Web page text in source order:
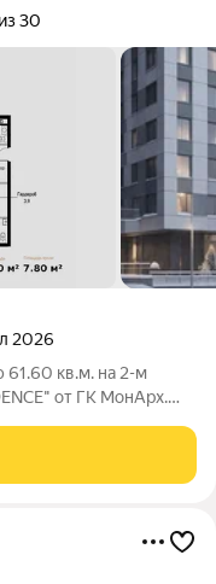
30
2026
61.60 кв.м. на 2-м
от ГК МонАрх.
городской жизнью и